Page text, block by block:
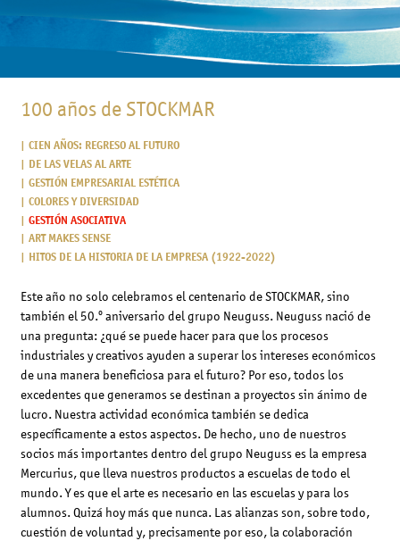
100 años de STOCKMAR
CIEN AÑOS: REGRESO AL FUTURO
DE LAS VELAS AL ARTE
GESTIÓN EMPRESARIAL ESTÉTICA
COLORES Y DIVERSIDAD
GESTIÓN ASOCIATIVA
ART MAKES SENSE
HITOS DE LA HISTORIA DE LA EMPRESA (1922-2022)
Este año no solo celebramos el centenario de STOCKMAR, sino
también el 50.º aniversario del grupo Neuguss. Neuguss nació de
una pregunta: ¿qué se puede hacer para que los procesos
industriales y creativos ayuden a superar los intereses económicos
de una manera beneficiosa para el futuro? Por eso, todos los
excedentes que generamos se destinan a proyectos sin ánimo de
lucro. Nuestra actividad económica también se dedica
específicamente a estos aspectos. De hecho, uno de nuestros
socios más importantes dentro del grupo Neuguss es la empresa
Mercurius, que lleva nuestros productos a escuelas de todo el
mundo. Y es que el arte es necesario en las escuelas y para los
alumnos. Quizá hoy más que nunca. Las alianzas son, sobre todo,
cuestión de voluntad y, precisamente por eso, la colaboración